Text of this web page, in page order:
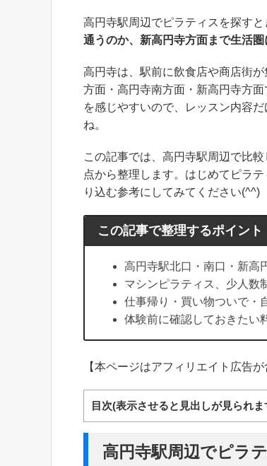
高円寺駅周辺でピラティスを探す
通うのか、新高円寺方面まで生活
高円寺は、駅前に飲食店や商店街
方面・高円寺南方面・新高円寺方
を感じやすいので、レッスン内容だ
ね。
この記事では、高円寺駅周辺で比
点から整理します。はじめてピラ
り込む参考にしてみてください(^^)
この記事で整理するポイント
高円寺駅北口・南口・新高
マシンピラティス、少人数
仕事帰り・買い物ついで・
体験前に確認しておきたい
【本ページはアフィリエイト広告が
目次(表示させると見出しが見られ
高円寺駅周辺でピラ